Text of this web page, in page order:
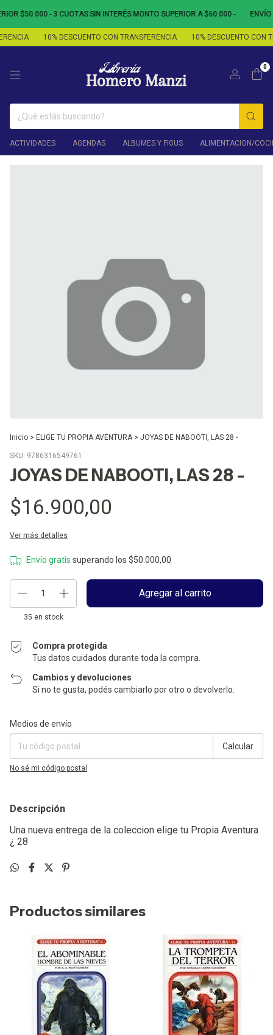
$50.000 - 3 CUOTAS SIN INTERÉS MONTO SUPERIOR A $60.000 - ENVÍO
10% DESCUENTO CON TRANSFERENCIA 10% DESCUENTO CON
0
ACTIVIDADES AGENDAS ALBUMES Y FIGUS ALIMENTACION/
Inicio > ELIGE TU PROPIA AVENTURA > JOYAS DE NABOOTI, LAS 28 -
SKU: 9786316549761
JOYAS DE NABOOTI, LAS 28 -
$16.900,00
Ver más detalles
Envío gratis superando los $50.000,00
35 en stock
Compra protegida
Tus datos cuidados durante toda la compra.
Cambios y devoluciones
Si no te gusta, podés cambiarlo por otro o devolverlo.
Entregas para el CP:
Medios de envío
Calcular
No sé mi código postal
Descripción
Una nueva entrega de la coleccion elige tu Propia Aventura
¿ 28
Productos similares